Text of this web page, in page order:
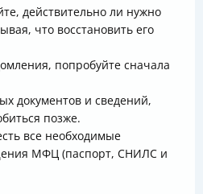
действительно ли нужно
что восстановить его
попробуйте сначала
документов и сведений,
позже.
все необходимые
МФЦ (паспорт, СНИЛС и